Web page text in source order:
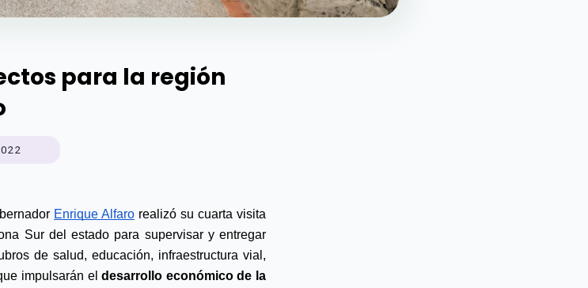
para la región
Enrique Alfaro realizó su cuarta visita
Sur del estado para supervisar y entregar
de salud, educación, infraestructura vial,
impulsarán el desarrollo económico de la